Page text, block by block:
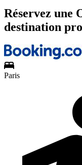
Réservez une
destination
Paris